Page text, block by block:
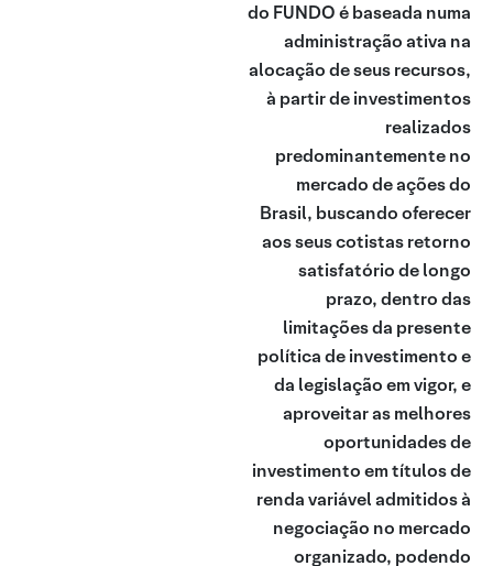
do FUNDO é baseada numa
administração ativa na
alocação de seus recursos,
à partir de investimentos
realizados
predominantemente no
mercado de ações do
Brasil, buscando oferecer
aos seus cotistas retorno
satisfatório de longo
prazo, dentro das
limitações da presente
política de investimento e
da legislação em vigor, e
aproveitar as melhores
oportunidades de
investimento em títulos de
renda variável admitidos à
negociação no mercado
organizado, podendo